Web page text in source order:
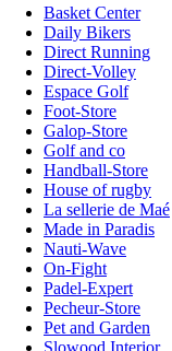
Basket Center
Daily Bikers
Direct Running
Direct-Volley
Espace Golf
Foot-Store
Galop-Store
Golf and co
Handball-Store
House of rugby
La sellerie de Maé
Made in Paradis
Nauti-Wave
On-Fight
Padel-Expert
Pecheur-Store
Pet and Garden
Slowood Interior